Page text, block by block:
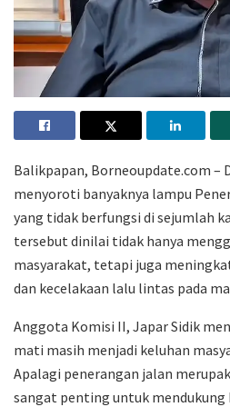
Balikpapan, Borneoupdate.com –
menyoroti banyaknya lampu
yang tidak berfungsi di sejumlah
tersebut dinilai tidak hanya
masyarakat, tetapi juga
dan kecelakaan lalu lintas pada
Anggota Komisi II, Japar Sidik
mati masih menjadi keluhan
Apalagi penerangan jalan
sangat penting untuk mendukung